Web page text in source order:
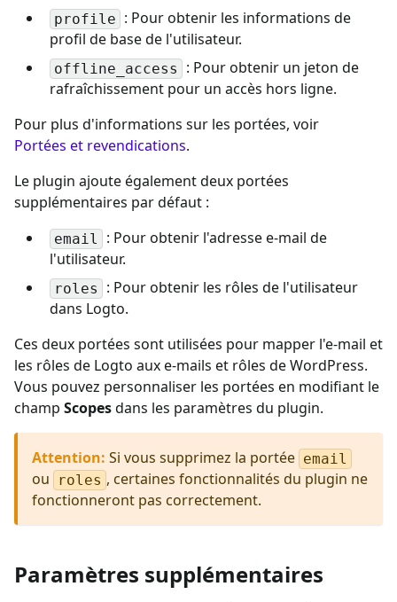
profile : Pour obtenir les informations de
profil de base de l'utilisateur.
offline_access
: Pour obtenir un jeton de
rafraîchissement pour un accès hors ligne.
Pour plus d'informations sur les portées, voir
Portées et revendications.
Le plugin ajoute également deux portées
supplémentaires par défaut :
email
: Pour obtenir l'adresse e-mail de
l'utilisateur.
roles
: Pour obtenir les rôles de l'utilisateur
dans Logto.
Ces deux portées sont utilisées pour mapper l'e-mail et
les rôles de Logto aux e-mails et rôles de WordPress.
Vous pouvez personnaliser les portées en modifiant le
champ Scopesdans les paramètres du plugin.
Attention: Si vous supprimez la portée email
ou roles , certaines fonctionnalités du plugin ne
fonctionneront pas correctement.
Paramètres supplémentaires